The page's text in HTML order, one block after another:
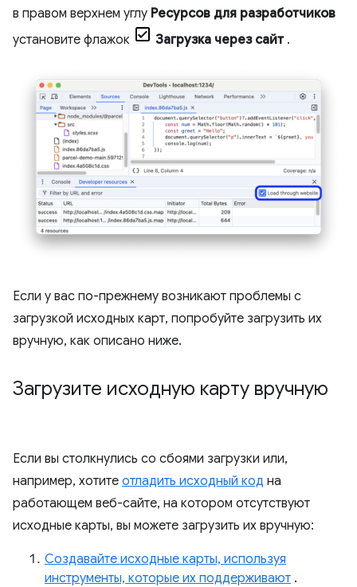
в правом верхнем углу Ресурсов для разработчиков
установите флажок
Загрузка через сайт.
Если у вас по-прежнему возникают проблемы с
загрузкой исходных карт, попробуйте загрузить их
вручную, как описано ниже.
Загрузите исходную карту вручную
Если вы столкнулись со сбоями загрузки или,
например, хотите отладить исходный код на
работающем веб-сайте, на котором отсутствуют
исходные карты, вы можете загрузить их вручную:
Создавайте исходные карты, используя
инструменты, которые их поддерживают .